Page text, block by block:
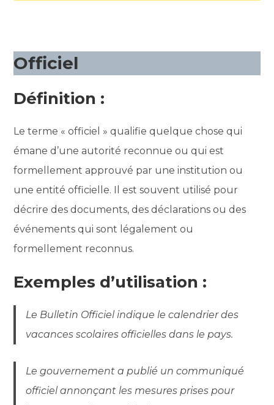
Officiel
Définition :
Le terme « officiel » qualifie quelque chose qui
émane d’une autorité reconnue ou qui est
formellement approuvé par une institution ou
une entité officielle. Il est souvent utilisé pour
décrire des documents, des déclarations ou des
événements qui sont légalement ou
formellement reconnus.
Exemples d’utilisation :
Le Bulletin Officiel indique le calendrier des
vacances scolaires officielles dans le pays.
Le gouvernement a publié un communiqué
officiel annonçant les mesures prises pour